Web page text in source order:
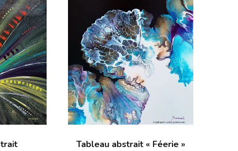
Tableau abstrait « Féerie »